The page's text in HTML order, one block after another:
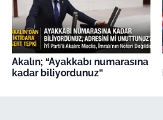
Akalın; “Ayakkabı numarasına
kadar biliyordunuz”